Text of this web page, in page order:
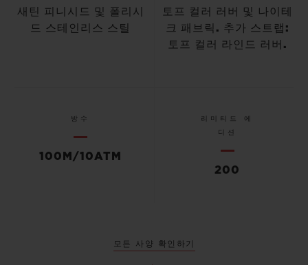
새틴 피니시드 및 폴리시
드 스테인리스 스틸
토프 컬러 러버 및 나이테
크 패브릭. 추가 스트랩:
토프 컬러 라인드 러버.
방수
100M/10ATM
리미티드 에
디션
200
모든 사양 확인하기